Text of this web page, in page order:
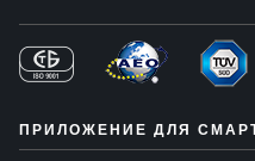
ПРИЛОЖЕНИЕ ДЛЯ